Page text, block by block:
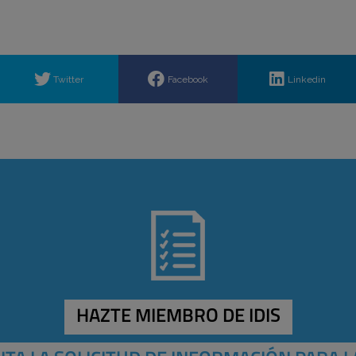
Twitter Facebook Linkedin
HAZTE MIEMBRO DE IDIS